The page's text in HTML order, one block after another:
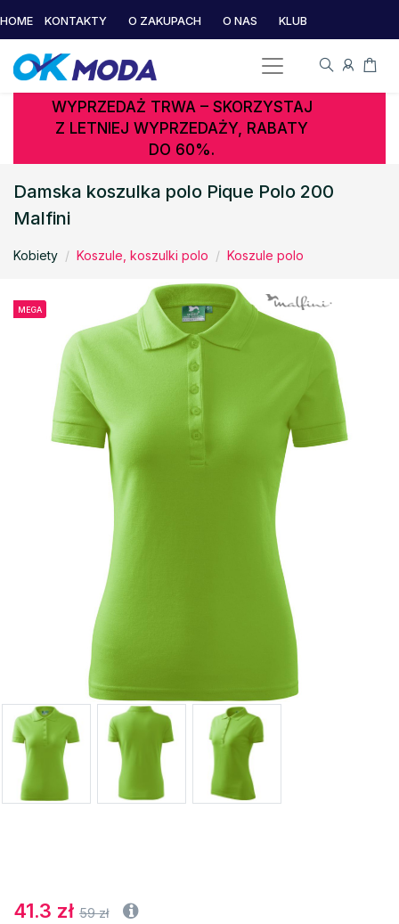
HOME KONTAKTY O ZAKUPACH O NAS KLUB
WYPRZEDAŻ TRWA – SKORZYSTAJ
Z LETNIEJ WYPRZEDAŻY, RABATY
DO 60%.
Damska koszulka polo Pique Polo 200
Malfini
Kobiety Koszule, koszulki polo Koszule polo
MEGA
41.3 zł 59 zł